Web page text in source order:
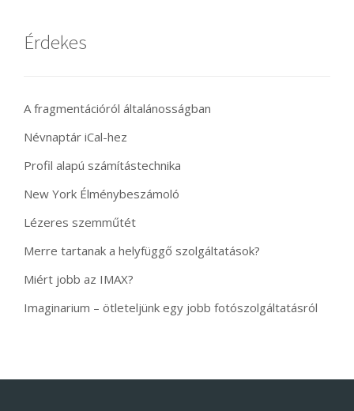
Érdekes
A fragmentációról általánosságban
Névnaptár iCal-hez
Profil alapú számítástechnika
New York Élménybeszámoló
Lézeres szemműtét
Merre tartanak a helyfüggő szolgáltatások?
Miért jobb az IMAX?
Imaginarium – ötleteljünk egy jobb fotószolgáltatásról